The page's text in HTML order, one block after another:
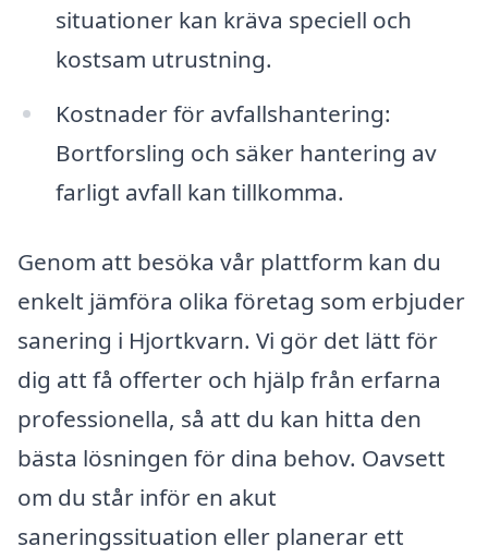
situationer kan kräva speciell och
kostsam utrustning.
Kostnader för avfallshantering:
Bortforsling och säker hantering av
farligt avfall kan tillkomma.
Genom att besöka vår plattform kan du
enkelt jämföra olika företag som erbjuder
sanering i Hjortkvarn. Vi gör det lätt för
dig att få offerter och hjälp från erfarna
professionella, så att du kan hitta den
bästa lösningen för dina behov. Oavsett
om du står inför en akut
saneringssituation eller planerar ett